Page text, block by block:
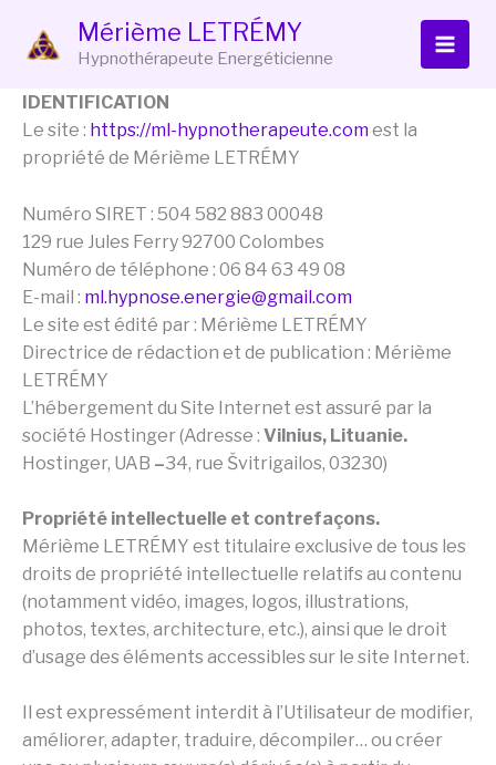
Mérième LETRÉMY
Hypnothérapeute Energéticienne
IDENTIFICATION
Le site : https://ml-hypnotherapeute.comest la
propriété de Mérième LETRÉMY
Numéro SIRET : 504 582 883 00048
129 rue Jules Ferry 92700 Colombes
Numéro de téléphone : 06 84 63 49 08
E-mail : ml.hypnose.energie@gmail.com
Le site est édité par : Mérième LETRÉMY
Directrice de rédaction et de publication : Mérième
LETRÉMY
L’hébergement du Site Internet est assuré par la
société Hostinger (Adresse : Vilnius, Lituanie.
Hostinger, UAB –34, rue Švitrigailos, 03230)
Propriété intellectuelle et contrefaçons.
Mérième LETRÉMY est titulaire exclusive de tous les
droits de propriété intellectuelle relatifs au contenu
(notamment vidéo, images, logos, illustrations,
photos, textes, architecture, etc.), ainsi que le droit
d’usage des éléments accessibles sur le site Internet.
Il est expressément interdit à l’Utilisateur de modifier,
améliorer, adapter, traduire, décompiler… ou créer